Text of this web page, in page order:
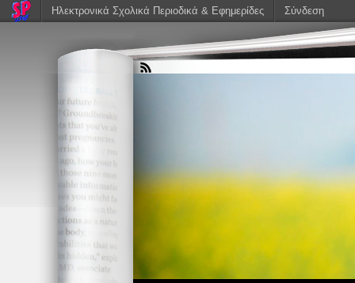
Ηλεκτρονικά Σχολικά Περιοδικά & Εφημερίδες Σύνδεση